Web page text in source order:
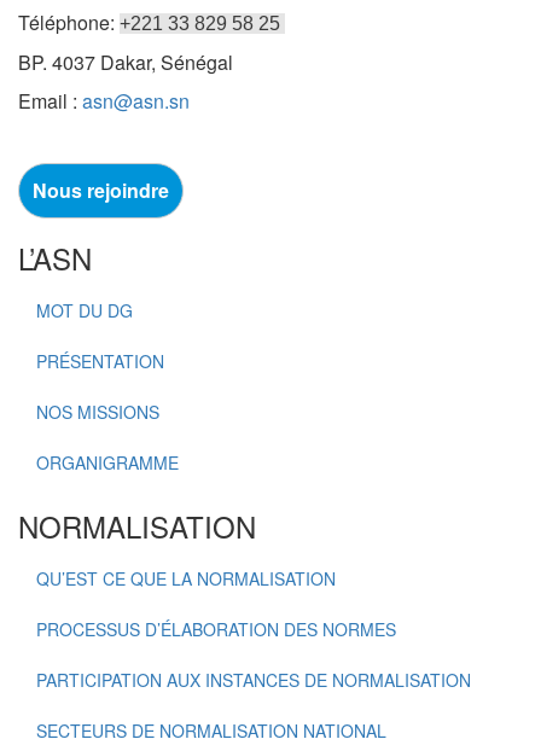
Téléphone: +221 33 829 58 25
BP. 4037 Dakar, Sénégal
Email : asn@asn.sn
Nous rejoindre
L’ASN
MOT DU DG
PRÉSENTATION
NOS MISSIONS
ORGANIGRAMME
NORMALISATION
QU’EST CE QUE LA NORMALISATION
PROCESSUS D’ÉLABORATION DES NORMES
PARTICIPATION AUX INSTANCES DE NORMALISATION
SECTEURS DE NORMALISATION NATIONAL